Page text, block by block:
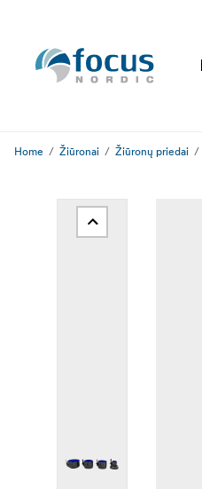
Home Žiūronai Žiūronų priedai